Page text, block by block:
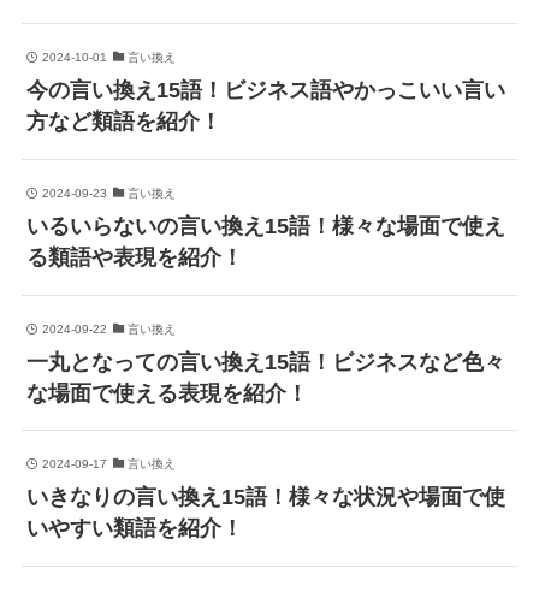
2024-10-01 言い換え
今の言い換え15語！ビジネス語やかっこいい言い
方など類語を紹介！
2024-09-23 言い換え
いるいらないの言い換え15語！様々な場面で使え
る類語や表現を紹介！
2024-09-22 言い換え
一丸となっての言い換え15語！ビジネスなど色々
な場面で使える表現を紹介！
2024-09-17 言い換え
いきなりの言い換え15語！様々な状況や場面で使
いやすい類語を紹介！